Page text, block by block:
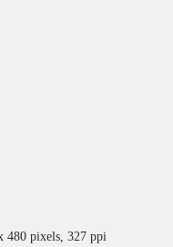
480 pixels, 327 ppi